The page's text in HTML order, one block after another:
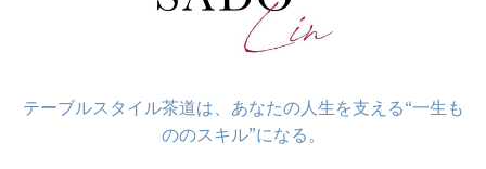
テーブルスタイル茶道は、あなたの人生を支える“一生も
ののスキル”になる。